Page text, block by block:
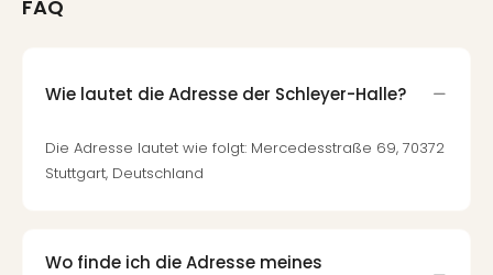
FAQ
Wie lautet die Adresse der Schleyer-Halle?
Die Adresse lautet wie folgt: Mercedesstraße 69, 70372
Stuttgart, Deutschland
Wo finde ich die Adresse meines